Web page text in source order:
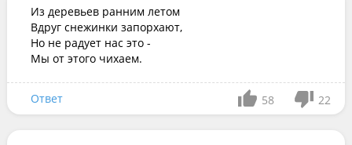
Из деревьев ранним летом
Вдруг снежинки запорхают,
Но не радует нас это -
Мы от этого чихаем.
Ответ 58 22